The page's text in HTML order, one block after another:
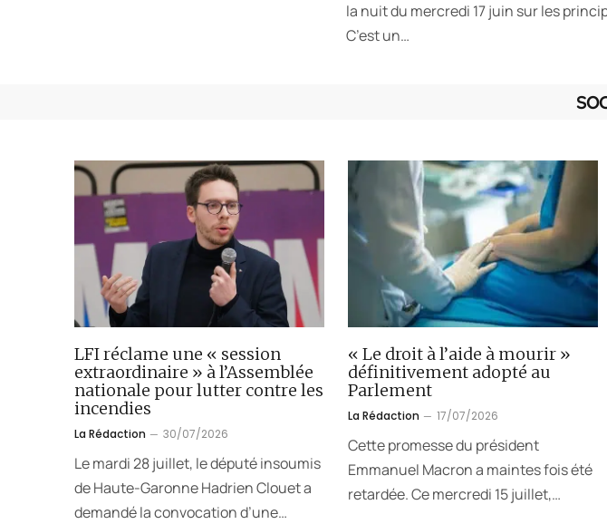
la nuit du mercredi 17 juin sur les
C’est un…
LFI réclame une « session
extraordinaire » à l’Assemblée
nationale pour lutter contre les
incendies
La Rédaction 30/07/2026
Le mardi 28 juillet, le député insoumis
de Haute-Garonne Hadrien Clouet a
demandé la convocation d’une…
« Le droit à l’aide à mourir »
définitivement adopté au
Parlement
La Rédaction 17/07/2026
Cette promesse du président
Emmanuel Macron a maintes fois été
retardée. Ce mercredi 15 juillet,…